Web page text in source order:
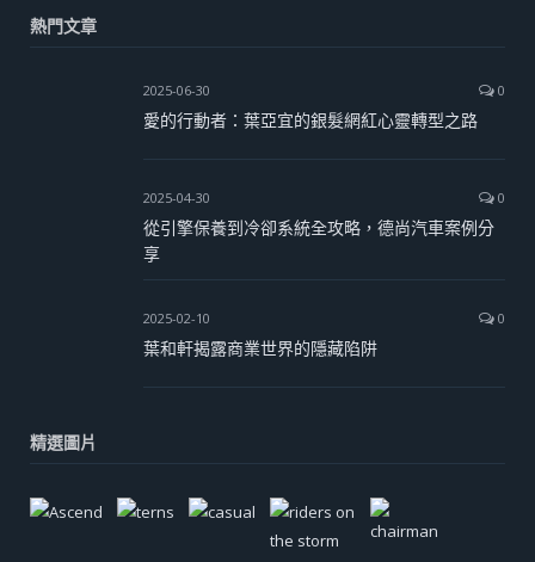
熱門文章
2025-06-30 0
愛的行動者：葉亞宜的銀髮網紅心靈轉型之路
2025-04-30 0
從引擎保養到冷卻系統全攻略，德尚汽車案例分
享
2025-02-10 0
葉和軒揭露商業世界的隱藏陷阱
精選圖片